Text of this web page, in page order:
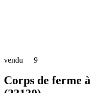
vendu 9
Corps de ferme